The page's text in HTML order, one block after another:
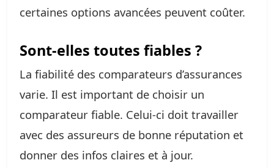
certaines options avancées peuvent coûter.
Sont-elles toutes fiables ?
La fiabilité des comparateurs d’assurances
varie. Il est important de choisir un
comparateur fiable. Celui-ci doit travailler
avec des assureurs de bonne réputation et
donner des infos claires et à jour.